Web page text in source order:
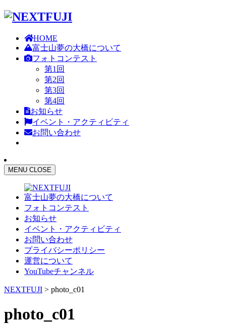
HOME
富士山夢の大橋について
フォトコンテスト
第1回
第2回
第3回
第4回
お知らせ
イベント・アクティビティ
お問い合わせ
MENU CLOSE
富士山夢の大橋について
フォトコンテスト
お知らせ
イベント・アクティビティ
お問い合わせ
プライバシーポリシー
運営について
YouTubeチャンネル
NEXTFUJI > photo_c01
photo_c01